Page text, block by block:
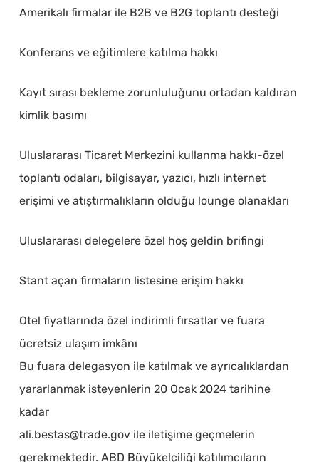
Amerikalı firmalar ile B2B ve B2G toplantı desteği
Konferans ve eğitimlere katılma hakkı
Kayıt sırası bekleme zorunluluğunu ortadan kaldıran
kimlik basımı
Uluslararası Ticaret Merkezini kullanma hakkı-özel
toplantı odaları, bilgisayar, yazıcı, hızlı internet
erişimi ve atıştırmalıkların olduğu lounge olanakları
Uluslararası delegelere özel hoş geldin brifingi
Stant açan firmaların listesine erişim hakkı
Otel fiyatlarında özel indirimli fırsatlar ve fuara
ücretsiz ulaşım imkânı
Bu fuara delegasyon ile katılmak ve ayrıcalıklardan
yararlanmak isteyenlerin 20 Ocak 2024 tarihine
kadar
ali.bestas@trade.gov ile iletişime geçmelerin
gerekmektedir. ABD Büyükelçiliği katılımcıların